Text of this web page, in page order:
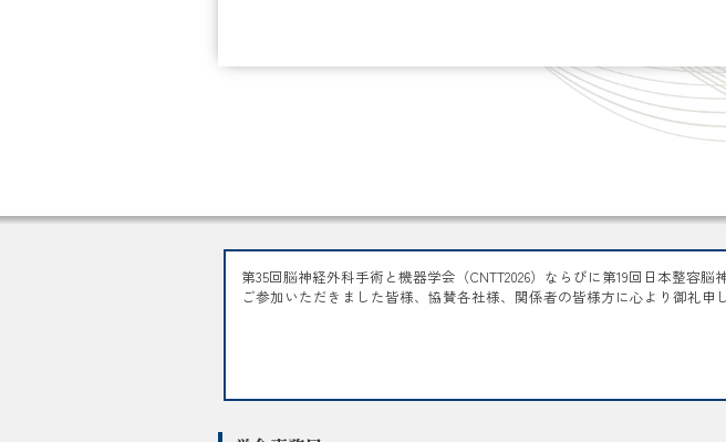
第35回脳神経外科手術と機器学会（CNTT2026）ならびに第19回日本整容
ご参加いただきました皆様、協賛各社様、関係者の皆様方に心より御礼申